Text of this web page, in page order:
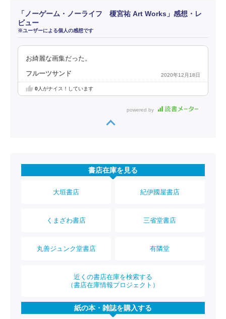
「ノーゲーム・ノーライフ 榎宮祐 Art Works」感想・レ
ビュー
※ユーザーによる個人の感想です
お綺麗な画集だった。
フルーツサンド 2020年12月18日
0人がナイス！しています
powered by
書店在庫を見る
大垣書店 紀伊國屋書店
くまざわ書店 三省堂書店
丸善ジュンク堂書店 有隣堂
近くの書店在庫を検索する
（書店在庫情報プロジェクト）
紙の本・雑誌を購入する